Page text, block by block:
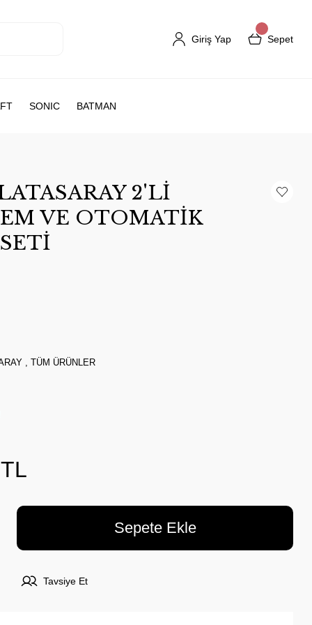
Giriş Yap Sepet
SONIC BATMAN
2'Lİ
VE OTOMATİK
, TÜM ÜRÜNLER
Sepete Ekle
Tavsiye Et